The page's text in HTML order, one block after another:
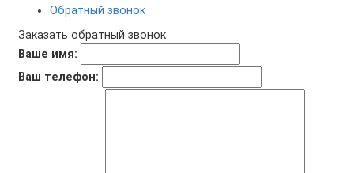
Обратный звонок
Заказать обратный звонок
Ваше имя:
Ваш телефон: